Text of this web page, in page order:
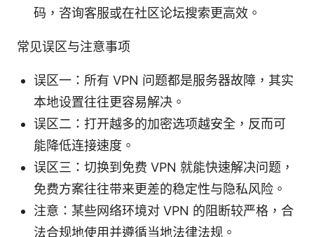
码，咨询客服或在社区论坛搜索更高效。
常见误区与注意事项
误区一：所有 VPN 问题都是服务器故障，其实
本地设置往往更容易解决。
误区二：打开越多的加密选项越安全，反而可
能降低连接速度。
误区三：切换到免费 VPN 就能快速解决问题，
免费方案往往带来更差的稳定性与隐私风险。
注意：某些网络环境对 VPN 的阻断较严格，合
法合规地使用并遵循当地法律法规。